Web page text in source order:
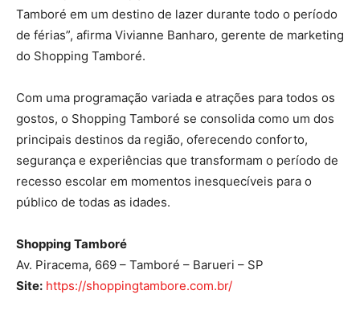
Tamboré em um destino de lazer durante todo o período
de férias”, afirma Vivianne Banharo, gerente de marketing
do Shopping Tamboré.
Com uma programação variada e atrações para todos os
gostos, o Shopping Tamboré se consolida como um dos
principais destinos da região, oferecendo conforto,
segurança e experiências que transformam o período de
recesso escolar em momentos inesquecíveis para o
público de todas as idades.
Shopping Tamboré
Av. Piracema, 669 – Tamboré – Barueri – SP
Site: https://shoppingtambore.com.br/